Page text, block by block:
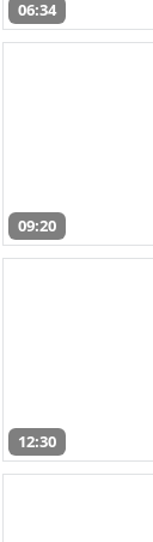
06:34
09:20
12:30